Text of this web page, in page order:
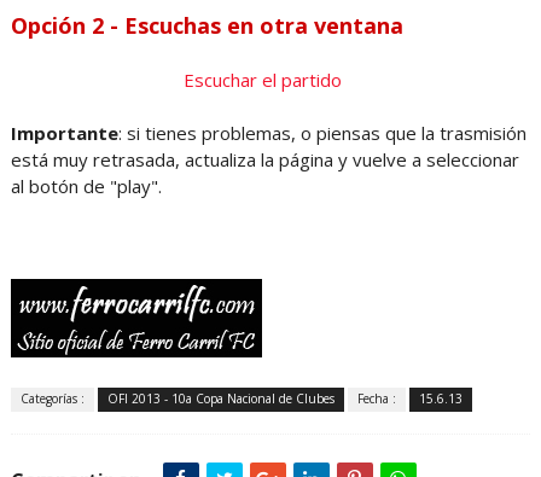
Opción 2 - Escuchas en otra ventana
Escuchar el partido
Importante: si tienes problemas, o piensas que la trasmisión
está muy retrasada, actualiza la página y vuelve a seleccionar
al botón de "play".
Categorías : OFI 2013 - 10a Copa Nacional de Clubes Fecha : 15.6.13